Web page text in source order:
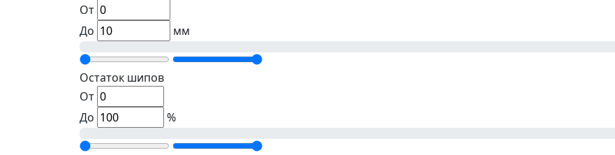
От
До
мм
Остаток шипов
От
До
%